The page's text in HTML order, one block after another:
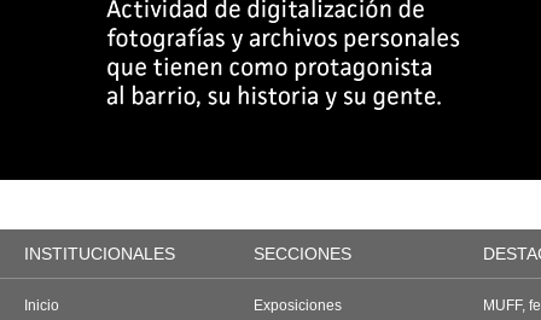
INSTITUCIONALES SECCIONES
Inicio
Exposiciones
MUFF,